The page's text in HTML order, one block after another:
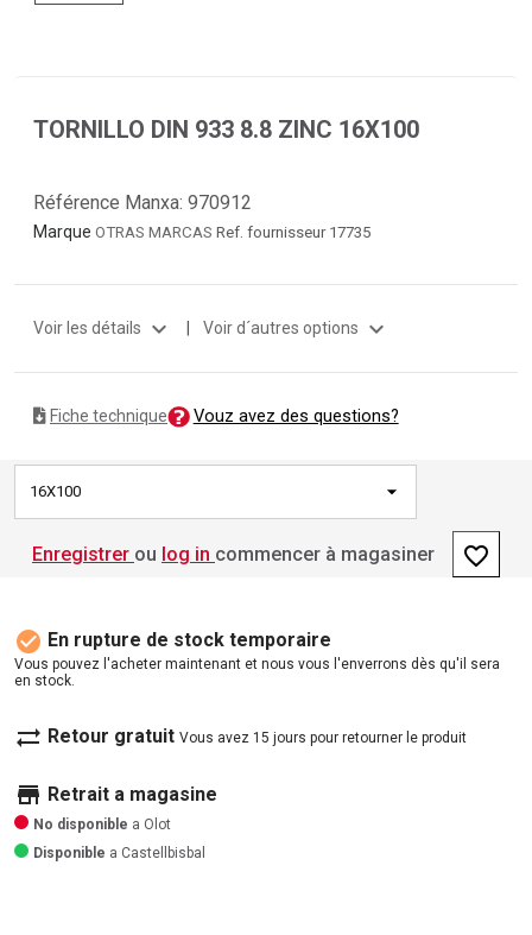
TORNILLO DIN 933 8.8 ZINC 16X100
Référence Manxa: 970912
Marque OTRAS MARCAS Ref. fournisseur 17735
Voir les détails expand_more | Voir d´autres options expand_more
Fiche technique Vouz avez des questions?
16X100
Enregistrer ou log in commencer à magasiner favorite_border
check_circle En rupture de stock temporaire
Vous pouvez l'acheter maintenant et nous vous l'enverrons dès qu'il sera
en stock.
sync_alt Retour gratuit Vous avez 15 jours pour retourner le produit
store Retrait a magasine
No disponible a Olot
Disponible a Castellbisbal